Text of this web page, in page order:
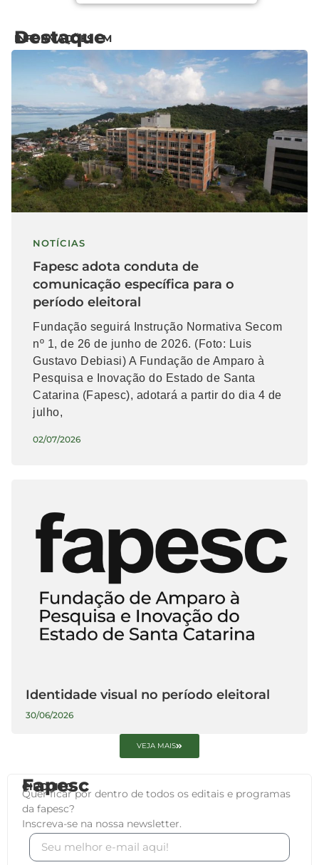
INFORMAÇÕES EM
Destaque
NOTÍCIAS
Fapesc adota conduta de
comunicação específica para o
período eleitoral
Fundação seguirá Instrução Normativa Secom
nº 1, de 26 de junho de 2026. (Foto: Luis
Gustavo Debiasi) A Fundação de Amparo à
Pesquisa e Inovação do Estado de Santa
Catarina (Fapesc), adotará a partir do dia 4 de
julho,
02/07/2026
Identidade visual no período eleitoral
30/06/2026
VEJA MAIS
CIRCUITO
Fapesc
Quer ficar por dentro de todos os editais e programas
da fapesc?
Inscreva-se na nossa newsletter.